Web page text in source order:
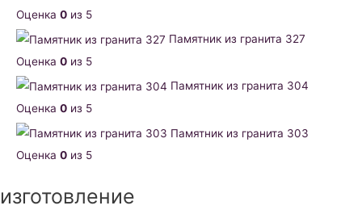
Оценка 0 из 5
Памятник из гранита 327
Оценка 0 из 5
Памятник из гранита 304
Оценка 0 из 5
Памятник из гранита 303
Оценка 0 из 5
изготовление